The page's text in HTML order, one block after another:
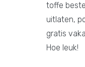
toffe
uitlaten,
gratis
Hoe leuk!